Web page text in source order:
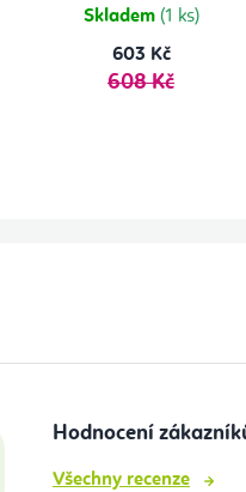
Skladem (1 ks)
603 Kč
608 Kč
Hodnocení
Všechny recenze